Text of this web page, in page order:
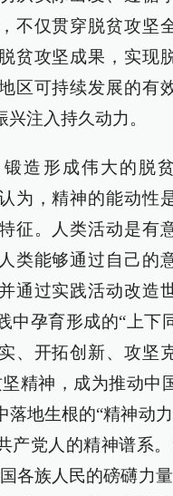
不仅贯穿脱贫攻坚
贫攻坚成果，实现
区可持续发展的有
注入持久动力。
造形成伟大的脱
为，精神的能动性
征。人类活动是有
类能够通过自己的
通过实践活动改造
中孕育形成的“上下
、开拓创新、攻坚
精神，成为推动中
地生根的“精神动力
产党人的精神谱系。
各族人民的磅礴力